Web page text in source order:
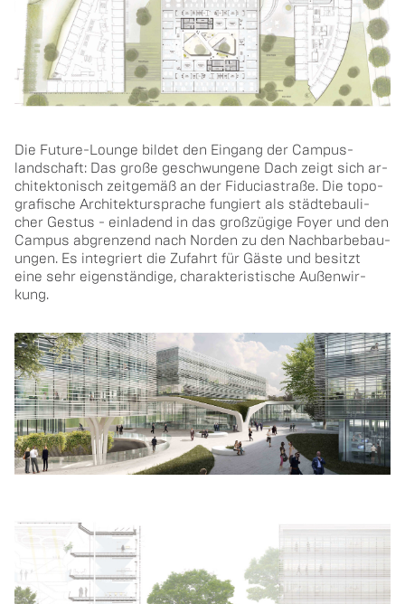
Die Fu­ture-Lounge bil­det den Ein­gang der Campus­
landschaft: Das große ge­schwun­ge­ne Dach zeigt sich ar­
chi­tek­to­nisch zeit­ge­mäß an der Fiduciastra­ße. Die to­po­
gra­fi­sche Ar­chi­tek­tur­spra­che fun­giert als städ­te­bau­li­
cher Ges­tus - ein­la­dend in das groß­zügige Foyer und den
Cam­pus ab­gren­zend nach Nor­den zu den Nach­bar­be­bau­
un­gen. Es in­te­griert die Zu­fahrt für Gäste und be­sitzt
eine sehr eigen­ständige, cha­rak­te­ris­ti­sche Au­ßen­wir­
kung.